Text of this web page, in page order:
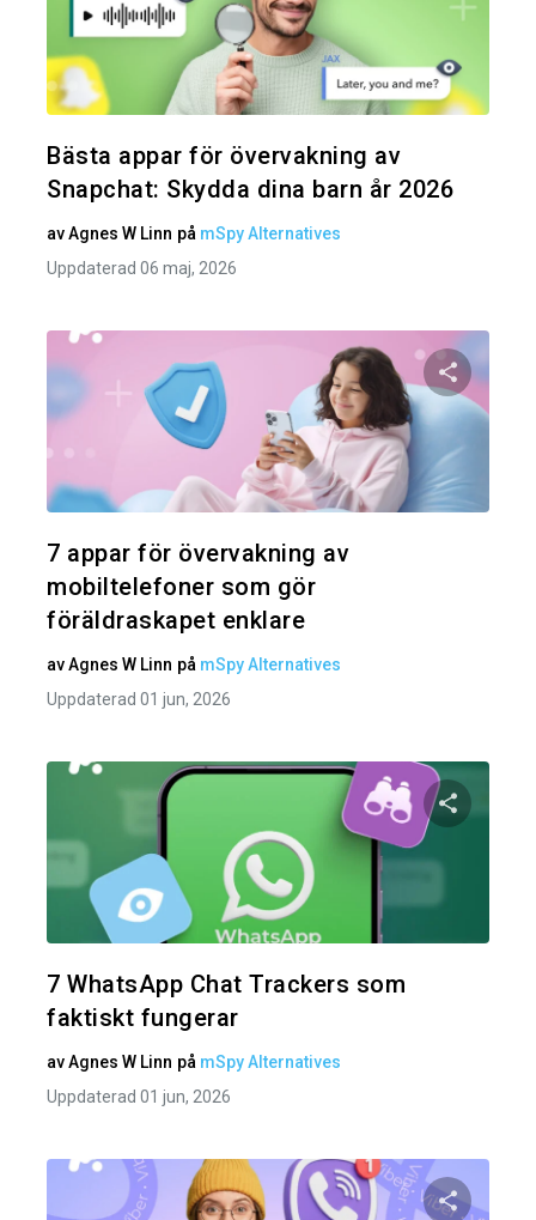
Dela
Bästa appar för övervakning av
Snapchat: Skydda dina barn år 2026
avAgnes W Linn på mSpy Alternatives
Uppdaterad 06 maj, 2026
Dela
7 appar för övervakning av
mobiltelefoner som gör
föräldraskapet enklare
avAgnes W Linn på mSpy Alternatives
Uppdaterad 01 jun, 2026
7 WhatsApp Chat Trackers som
faktiskt fungerar
avAgnes W Linn på mSpy Alternatives
Uppdaterad 01 jun, 2026